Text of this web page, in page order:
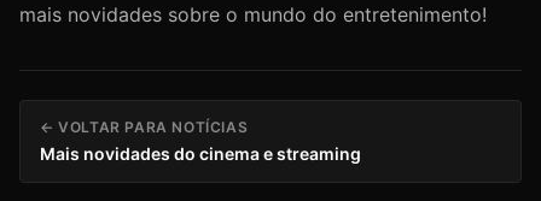
mais novidades sobre o mundo do entretenimento!
← VOLTAR PARA NOTÍCIAS
Mais novidades do cinema e streaming